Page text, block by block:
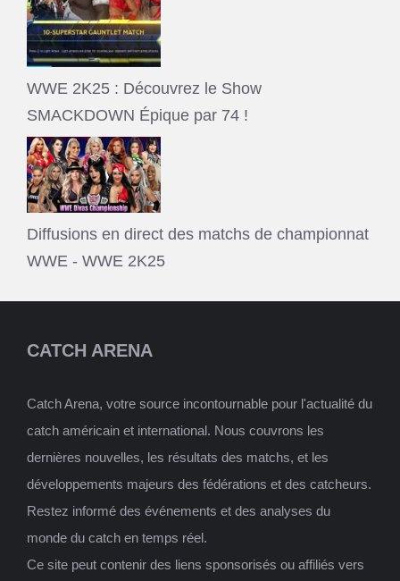
WWE 2K25 : Découvrez le Show
SMACKDOWN Épique par 74 !
Diffusions en direct des matchs de championnat
WWE - WWE 2K25
CATCH ARENA
Catch Arena, votre source incontournable pour l'actualité du
catch américain et international. Nous couvrons les
dernières nouvelles, les résultats des matchs, et les
développements majeurs des fédérations et des catcheurs.
Restez informé des événements et des analyses du
monde du catch en temps réel.
Ce site peut contenir des liens sponsorisés ou affiliés vers